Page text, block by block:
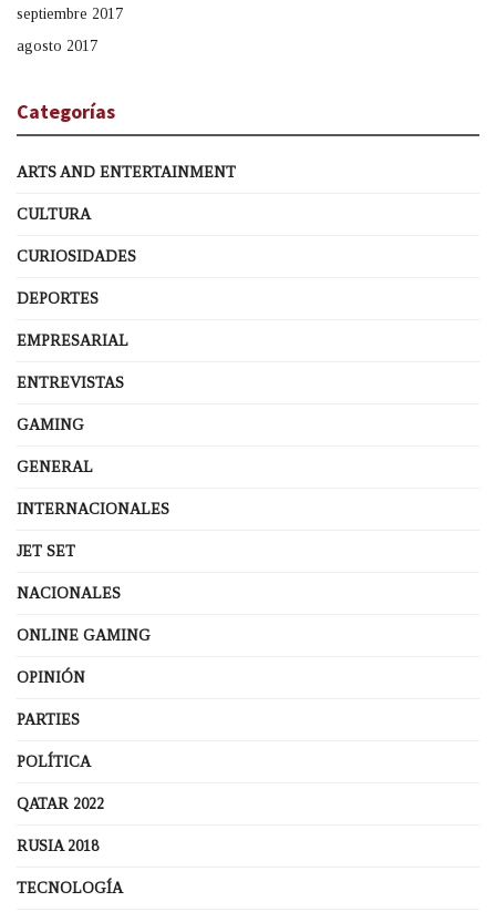
septiembre 2017
agosto 2017
Categorías
ARTS AND ENTERTAINMENT
CULTURA
CURIOSIDADES
DEPORTES
EMPRESARIAL
ENTREVISTAS
GAMING
GENERAL
INTERNACIONALES
JET SET
NACIONALES
ONLINE GAMING
OPINIÓN
PARTIES
POLÍTICA
QATAR 2022
RUSIA 2018
TECNOLOGÍA